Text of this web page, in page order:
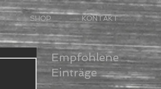
SHOP KONTAKT
Empfohlene
Einträge